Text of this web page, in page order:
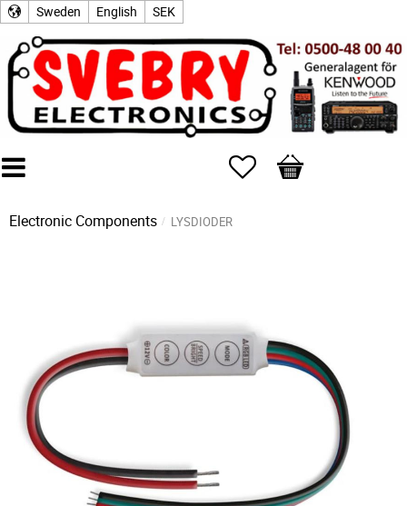
Sweden English SEK
Favorites
Basket
Electronic Components LYSDIODER